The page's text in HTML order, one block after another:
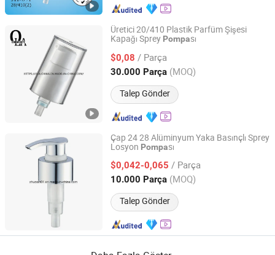
Üretici 20/410 Plastik Parfüm Şişesi
Kapağı Sprey Pompası
$0,08 / Parça
30.000 Parça (MOQ)
Talep Gönder
Ningbo Ola Commodity Co., Ltd.
Zhejiang, China Fiyat 2006
Çap 24 28 Alüminyum Yaka Basınçlı Sprey
Losyon Pompası
$0,042-0,065 / Parça
10.000 Parça (MOQ)
Talep Gönder
Yuyao Zhuoxin Import & Export Co., Ltd.
Zhejiang, China Fiyat 2018